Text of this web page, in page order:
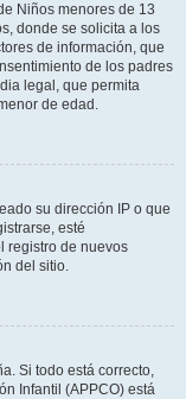
Niños menores de 13
donde se solicita a los
de información, que
de los padres
legal, que permita
de edad.
su dirección IP o que
esté
registro de nuevos
del sitio.
Si todo está correcto,
Infantil (APPCO) está